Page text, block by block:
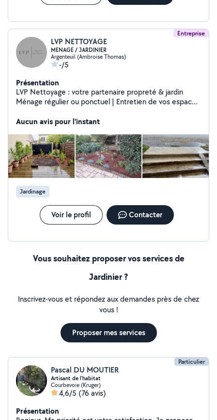
Entreprise
LVP NETTOYAGE
MENAGE / JARDINIER
Argenteuil (Ambroise Thomas)
-/5
Présentation
LVP Nettoyage : votre partenaire propreté & jardin
Ménage régulier ou ponctuel | Entretien de vos espaces
Aucun avis pour l'instant
Jardinage
Voir le profil Contacter
Vous souhaitez proposer vos services de
Jardinier ?
Inscrivez-vous et répondez aux demandes près de chez
vous !
Proposer mes services
Particulier
Pascal DU MOUTIER
Artisant de l’habitat
Courbevoie (Kruger)
4,6/5 (76 avis)
Présentation